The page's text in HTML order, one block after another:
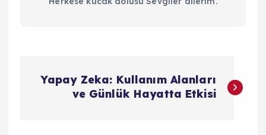
Yapay Zeka: Kullanım Alanları
ve Günlük Hayatta Etkisi